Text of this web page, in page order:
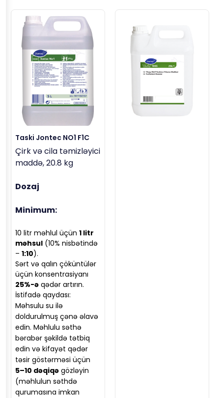
Taski Jontec NO1 F1C
Çirk və cila təmizləyici
maddə, 20.8 kg
Dozaj
Minimum:
10 litr məhlul üçün 1 litr
məhsul (10% nisbətində
– 1:10).
Sərt və qalın çöküntülər
üçün konsentrasiyanı
25%-ə qədər artırın.
İstifadə qaydası:
Məhsulu su ilə
doldurulmuş çənə əlavə
edin. Məhlulu səthə
bərabər şəkildə tətbiq
edin və kifayət qədər
təsir göstərməsi üçün
5–10 dəqiqə gözləyin
(məhlulun səthdə
qurumasına imkan